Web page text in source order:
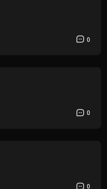
0
0
0